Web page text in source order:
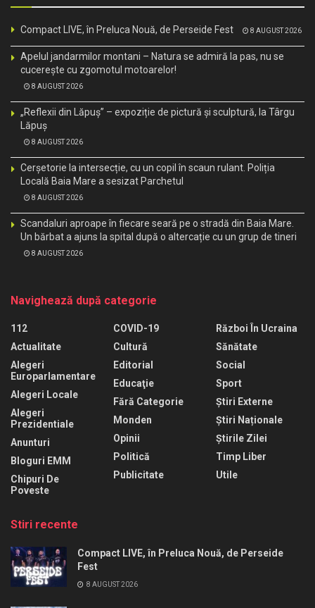
Compact LIVE, în Preluca Nouă, de Perseide Fest 8 AUGUST 2026
Apelul jandarmilor montani – Natura se admiră la pas, nu se
cucerește cu zgomotul motoarelor!
8 AUGUST 2026
„Reflexii din Lăpuș” – expoziție de pictură și sculptură, la Târgu
Lăpuș
8 AUGUST 2026
Cerșetorie la intersecție, cu un copil în scaun rulant. Poliția
Locală Baia Mare a sesizat Parchetul
8 AUGUST 2026
Scandaluri aproape în fiecare seară pe o stradă din Baia Mare.
Un bărbat a ajuns la spital după o altercație cu un grup de tineri
8 AUGUST 2026
Navighează după categorie
112
Actualitate
Alegeri
Europarlamentare
Alegeri Locale
Alegeri
Prezidentiale
Anunturi
Bloguri EMM
Chipuri De
Poveste
COVID-19
Cultură
Editorial
Educaţie
Fără Categorie
Monden
Opinii
Politică
Publicitate
Război În Ucraina
Sănătate
Social
Sport
Știri Externe
Știri Naționale
Știrile Zilei
Timp Liber
Utile
Stiri recente
Compact LIVE, în Preluca Nouă, de Perseide
Fest
8 AUGUST 2026